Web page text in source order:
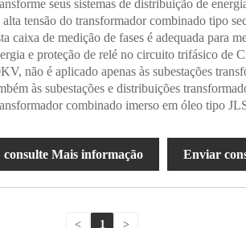
seus sistemas de distribuição de
alta tensão do transformador combinado tipo
caixa de medição de fases é adequada para
e proteção de relé no circuito trifásico de
não é aplicado apenas às subestações
às subestações e distribuições
combinado imerso em óleo tipo
consulte Mais informação Enviar
< 1 >